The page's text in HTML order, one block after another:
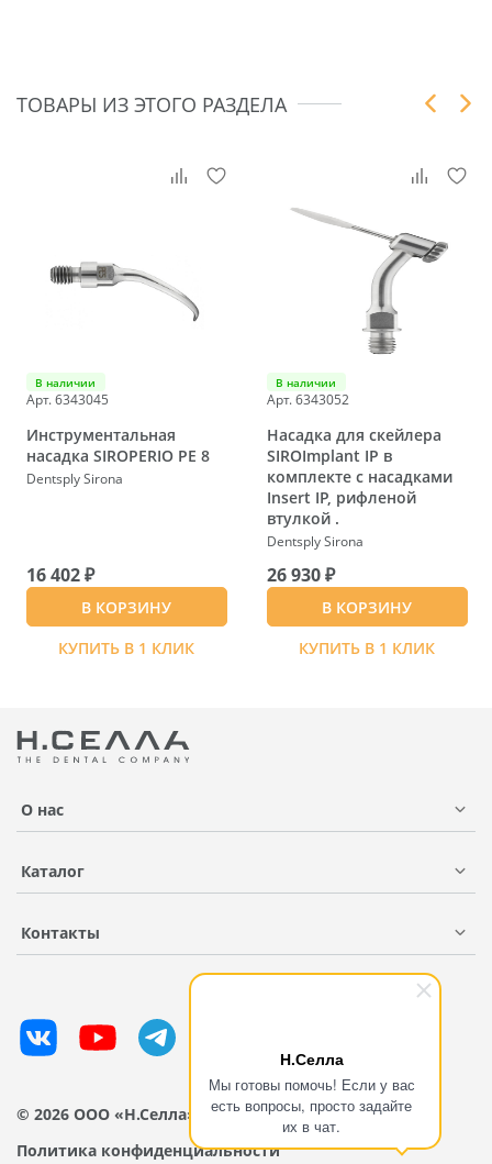
Н.Селла
Мы готовы помочь! Если у вас
есть вопросы, просто задайте
их в чат.
ТОВАРЫ ИЗ ЭТОГО РАЗДЕЛА
В наличии
Арт. 6343045
Инструментальная
насадка SIROPERIO PE 8
Dentsply Sirona
16 402 ₽
В КОРЗИНУ
КУПИТЬ В 1 КЛИК
В наличии
Арт. 6343052
Насадка для скейлера
SIROImplant IP в
комплекте с насадками
Insert IP, рифленой
втулкой .
Dentsply Sirona
26 930 ₽
В КОРЗИНУ
КУПИТЬ В 1 КЛИК
О нас
Каталог
Контакты
© 2026 ООО «Н.Селла»
Политика конфиденциальности